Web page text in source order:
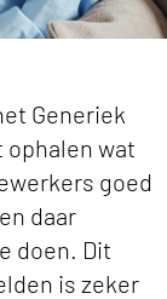
Generiek
ophalen wat
goed
daar
doen. Dit
is zeker